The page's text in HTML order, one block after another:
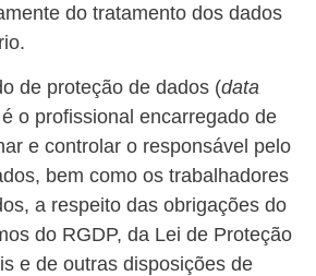
do tratamento dos dados
de proteção de dados (data
o profissional encarregado de
e controlar o responsável pelo
bem como os trabalhadores
a respeito das obrigações do
do RGDP, da Lei de Proteção
e de outras disposições de